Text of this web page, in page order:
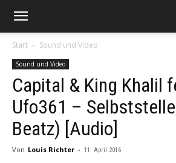
Start Sound und Video
Sound und Video
Capital & King Khalil
Ufo361 –
Beatz) [Audio]
Von Louis Richter - 11. April 2016